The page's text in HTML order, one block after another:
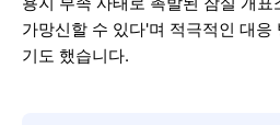
가망신할 수 있다'며 적극적인 대응
기도 했습니다.